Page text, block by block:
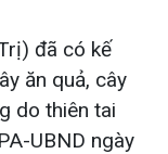
đã có kế
ăn quả, cây
do thiên tai
UBND ngày